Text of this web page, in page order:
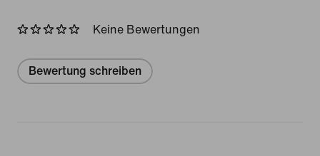
Keine Bewertungen
Bewertung schreiben